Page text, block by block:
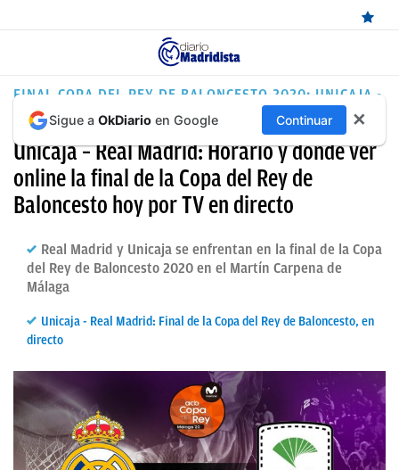
ÚLTIMAS
NOTICIAS
REAL
MADRID
CANTERA
FICHAJES
DIRECTO
PAPARAZZI
OKDIARIO
FINAL COPA DEL REY DE BALONCESTO 2020: UNICAJA -
REAL MADRID
Unicaja – Real Madrid: Horario y dónde ver
online la final de la Copa del Rey de
Baloncesto hoy por TV en directo
Real Madrid y Unicaja se enfrentan en la final de la Copa
del Rey de Baloncesto 2020 en el Martín Carpena de
Málaga
Unicaja - Real Madrid: Final de la Copa del Rey de Baloncesto, en
directo
Sigue a OkDiario en Google Continuar ✕